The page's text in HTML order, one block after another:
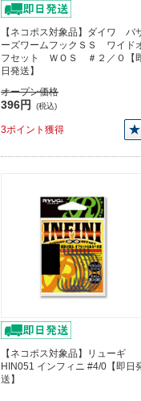
【ネコポス対象品】ダイワ バ
ーズワームフックＳＳ ワイド
フセット ＷＯＳ ＃２／０【
日発送】
オープン価格
396円 (税込)
3ポイント獲得
【ネコポス対象品】リューギ
HIN051 インフィニ #4/0【即日
送】